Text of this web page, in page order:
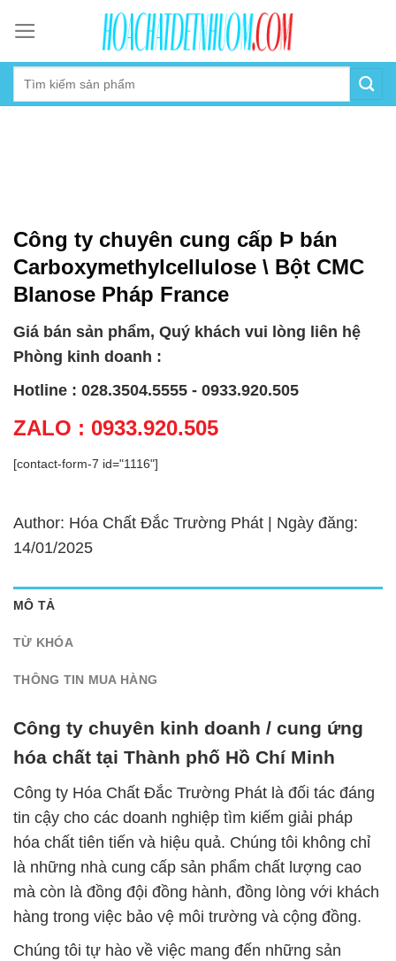
content
Công ty chuyên cung cấp Þ bán
Carboxymethylcellulose \ Bột CMC
Blanose Pháp France
Giá bán sản phẩm, Quý khách vui lòng liên hệ
Phòng kinh doanh :
Hotline : 028.3504.5555 - 0933.920.505
ZALO : 0933.920.505
[contact-form-7 id="1116"]
Author: Hóa Chất Đắc Trường Phát | Ngày đăng:
14/01/2025
MÔ TẢ
TỪ KHÓA
THÔNG TIN MUA HÀNG
Công ty chuyên kinh doanh / cung ứng
hóa chất tại Thành phố Hồ Chí Minh
Công ty Hóa Chất Đắc Trường Phát là đối tác đáng
tin cậy cho các doanh nghiệp tìm kiếm giải pháp
hóa chất tiên tiến và hiệu quả. Chúng tôi không chỉ
là những nhà cung cấp sản phẩm chất lượng cao
mà còn là đồng đội đồng hành, đồng lòng với khách
hàng trong việc bảo vệ môi trường và cộng đồng.
Chúng tôi tự hào về việc mang đến những sản